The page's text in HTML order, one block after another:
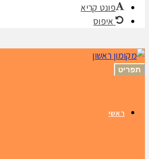
פונט קריא
איפוס
תפריט
ראשי